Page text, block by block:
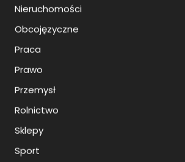
Nieruchomości
Obcojęzyczne
Praca
Prawo
Przemysł
Rolnictwo
Sklepy
Sport